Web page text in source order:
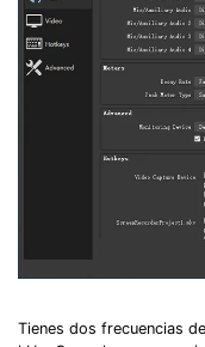
Tienes dos frecuencias